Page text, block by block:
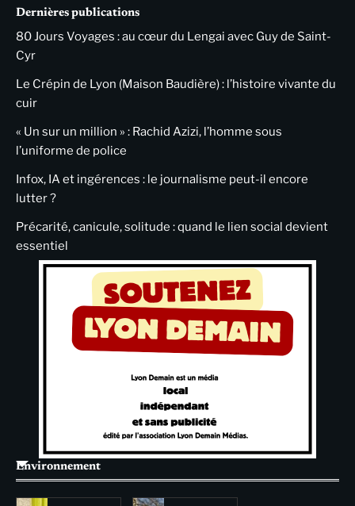
Dernières publications
80 Jours Voyages : au cœur du Lengai avec Guy de Saint-
Cyr
Le Crépin de Lyon (Maison Baudière) : l’histoire vivante du
cuir
« Un sur un million » : Rachid Azizi, l’homme sous
l’uniforme de police
Infox, IA et ingérences : le journalisme peut-il encore
lutter ?
Précarité, canicule, solitude : quand le lien social devient
essentiel
Environnement